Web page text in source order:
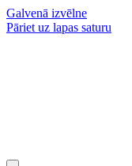
Galvenā izvēlne
Pāriet uz lapas saturu